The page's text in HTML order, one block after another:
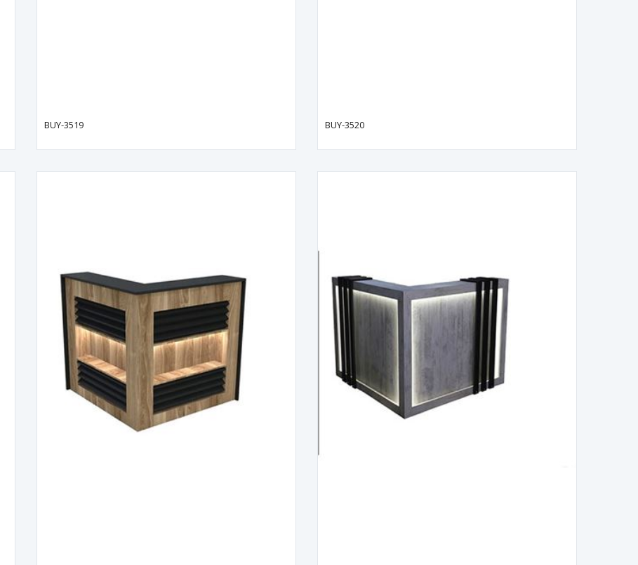
BUY-3519 BUY-3520